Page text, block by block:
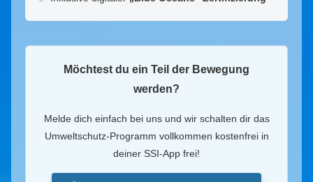
Möchtest du ein Teil der Bewegung
werden?
Melde dich einfach bei uns und wir schalten dir das
Umweltschutz-Programm vollkommen kostenfrei in
deiner SSI-App frei!